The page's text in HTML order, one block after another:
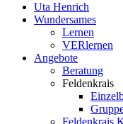
Uta Henrich
Wundersames
Lernen
VERlernen
Angebote
Beratung
Feldenkrais
Feldenkrais